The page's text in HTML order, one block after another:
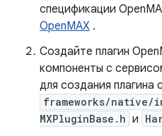
спецификации
OpenMAX .
Создайте плагин
компоненты с
для создания плагина
frameworks/native/
MXPluginBase.h и